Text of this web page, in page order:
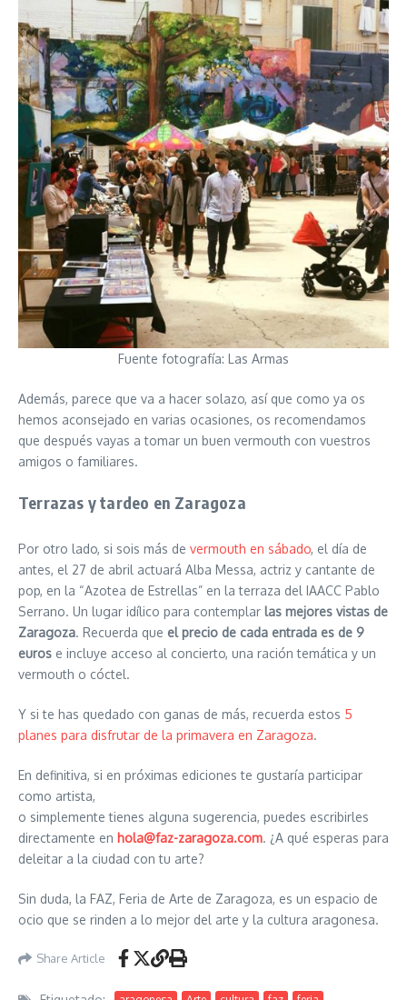
Fuente fotografía: Las Armas
Además, parece que va a hacer solazo, así que como ya os
hemos aconsejado en varias ocasiones, os recomendamos
que después vayas a tomar un buen vermouth con vuestros
amigos o familiares.
Terrazas y tardeo en Zaragoza
Por otro lado, si sois más de vermouth en sábado, el día de
antes, el 27 de abril actuará Alba Messa, actriz y cantante de
pop, en la “Azotea de Estrellas” en la terraza del IAACC Pablo
Serrano. Un lugar idílico para contemplar las mejores vistas de
Zaragoza. Recuerda que el precio de cada entrada es de 9
euros e incluye acceso al concierto, una ración temática y un
vermouth o cóctel.
Y si te has quedado con ganas de más, recuerda estos 5
planes para disfrutar de la primavera en Zaragoza.
En definitiva, si en próximas ediciones te gustaría participar
como artista,
o simplemente tienes alguna sugerencia, puedes escribirles
directamente en hola@faz-zaragoza.com. ¿A qué esperas para
deleitar a la ciudad con tu arte?
Sin duda, la FAZ, Feria de Arte de Zaragoza, es un espacio de
ocio que se rinden a lo mejor del arte y la cultura aragonesa.
Share Article